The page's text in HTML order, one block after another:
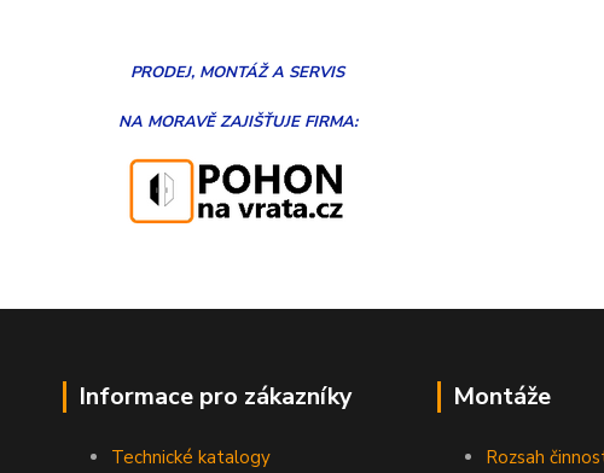
PRODEJ, MONTÁŽA SERVIS
NA MORAVĚZAJIŠŤUJE FIRMA:
Informace pro zákazníky
Technické katalogy
Montáže
Rozsah